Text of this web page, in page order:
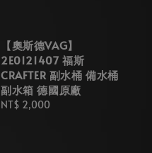
【奧斯德VAG】
2E0121407 福斯
CRAFTER 副水桶 備水桶
副水箱 德國原廠
Regular
NT$ 2,000